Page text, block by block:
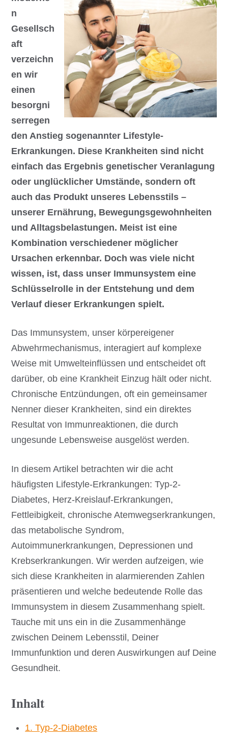
n
Gesellsch
aft
verzeichn
en wir
einen
besorgni
serregen
den Anstieg sogenannter Lifestyle-
Erkrankungen. Diese Krankheiten sind nicht
einfach das Ergebnis genetischer Veranlagung
oder unglücklicher Umstände, sondern oft
auch das Produkt unseres Lebensstils –
unserer Ernährung, Bewegungsgewohnheiten
und Alltagsbelastungen. Meist ist eine
Kombination verschiedener möglicher
Ursachen erkennbar. Doch was viele nicht
wissen, ist, dass unser Immunsystem eine
Schlüsselrolle in der Entstehung und dem
Verlauf dieser Erkrankungen spielt.
Das Immunsystem, unser körpereigener
Abwehrmechanismus, interagiert auf komplexe
Weise mit Umwelteinflüssen und entscheidet oft
darüber, ob eine Krankheit Einzug hält oder nicht.
Chronische Entzündungen, oft ein gemeinsamer
Nenner dieser Krankheiten, sind ein direktes
Resultat von Immunreaktionen, die durch
ungesunde Lebensweise ausgelöst werden.
In diesem Artikel betrachten wir die acht
häufigsten Lifestyle-Erkrankungen: Typ-2-
Diabetes, Herz-Kreislauf-Erkrankungen,
Fettleibigkeit, chronische Atemwegserkrankungen,
das metabolische Syndrom,
Autoimmunerkrankungen, Depressionen und
Krebserkrankungen. Wir werden aufzeigen, wie
sich diese Krankheiten in alarmierenden Zahlen
präsentieren und welche bedeutende Rolle das
Immunsystem in diesem Zusammenhang spielt.
Tauche mit uns ein in die Zusammenhänge
zwischen Deinem Lebensstil, Deiner
Immunfunktion und deren Auswirkungen auf Deine
Gesundheit.
Inhalt
1. Typ-2-Diabetes